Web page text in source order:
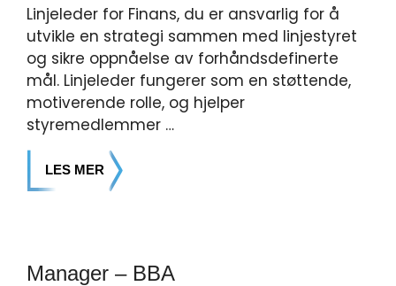
Linjeleder for Finans, du er ansvarlig for å
utvikle en strategi sammen med linjestyret
og sikre oppnåelse av forhåndsdefinerte
mål. Linjeleder fungerer som en støttende,
motiverende rolle, og hjelper
styremedlemmer …
LES MER
Manager – BBA